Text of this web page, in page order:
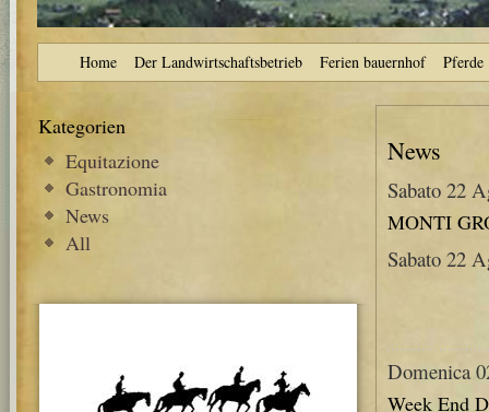
Home Der Landwirtschaftsbetrieb Ferien bauernhof Pferde
Kategorien
Equitazione
Gastronomia
News
All
News
Sabato 22
MONTI
Sabato 22
Domenica
Week End